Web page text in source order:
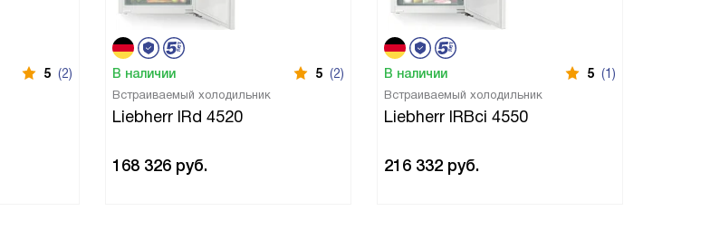
5 (2) В наличии 5 (2)
Встраиваемый холодильник
Liebherr IRd 4520
168 326 руб.
В наличии 5 (1)
Встраиваемый холодильник
Liebherr IRBci 4550
216 332 руб.